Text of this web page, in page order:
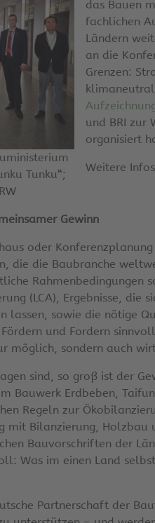
Tunku“;
das Bauen
fachlichen
Ländern
an die
Grenzen:
und BRI zur
organisiert
Weitere
Gewinn
oder
die die Baubranche
Rahmenbedingungen
(LCA), Ergebnisse, die
lassen, sowie die nötige
und Fordern
möglich, sondern auch
sind, so groß ist der
Bauwerk Erdbeben,
Regeln zur
mit Bilanzierung, Holzbau
Bauvorschriften der
Was im einen Land
Partnerschaft der